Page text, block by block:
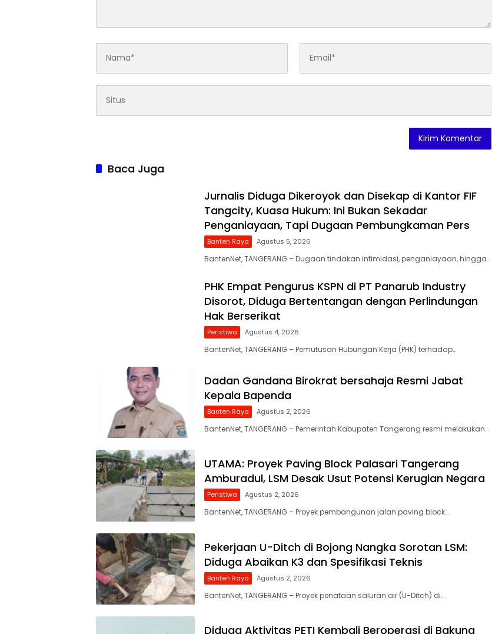
Baca Juga
Jurnalis Diduga Dikeroyok dan Disekap di Kantor FIF
Tangcity, Kuasa Hukum: Ini Bukan Sekadar
Penganiayaan, Tapi Dugaan Pembungkaman Pers
Banten Raya Agustus 5, 2026
BantenNet, TANGERANG – Dugaan tindakan intimidasi, penganiayaan, hingga…
PHK Empat Pengurus KSPN di PT Panarub Industry
Disorot, Diduga Bertentangan dengan Perlindungan
Hak Berserikat
Peristiwa Agustus 4, 2026
BantenNet, TANGERANG – Pemutusan Hubungan Kerja (PHK) terhadap…
Dadan Gandana Birokrat bersahaja Resmi Jabat
Kepala Bapenda
Banten Raya Agustus 2, 2026
BantenNet, TANGERANG – Pemerintah Kabupaten Tangerang resmi melakukan…
UTAMA: Proyek Paving Block Palasari Tangerang
Amburadul, LSM Desak Usut Potensi Kerugian Negara
Peristiwa Agustus 2, 2026
BantenNet, TANGERANG – Proyek pembangunan jalan paving block…
Pekerjaan U-Ditch di Bojong Nangka Sorotan LSM:
Diduga Abaikan K3 dan Spesifikasi Teknis
Banten Raya Agustus 2, 2026
BantenNet, TANGERANG – Proyek penataan saluran air (U-Ditch) di…
Diduga Aktivitas PETI Kembali Beroperasi di Bakung